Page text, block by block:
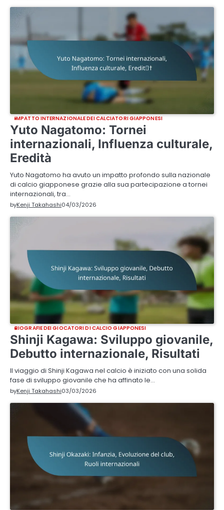
IMPATTO INTERNAZIONALE DEI CALCIATORI GIAPPONESI
Yuto Nagatomo: Tornei
internazionali, Influenza culturale,
Eredità
Yuto Nagatomo ha avuto un impatto profondo sulla nazionale
di calcio giapponese grazie alla sua partecipazione a tornei
internazionali, tra…
byKenji Takahashi04/03/2026
BIOGRAFIE DEI GIOCATORI DI CALCIO GIAPPONESI
Shinji Kagawa: Sviluppo giovanile,
Debutto internazionale, Risultati
Il viaggio di Shinji Kagawa nel calcio è iniziato con una solida
fase di sviluppo giovanile che ha affinato le…
byKenji Takahashi03/03/2026